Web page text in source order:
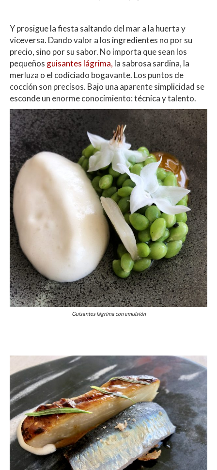
Y prosigue la fiesta saltando del mar a la huerta y
viceversa. Dando valor a los ingredientes no por su
precio, sino por su sabor. No importa que sean los
pequeños guisantes lágrima, la sabrosa sardina, la
merluza o el codiciado bogavante. Los puntos de
cocción son precisos. Bajo una aparente simplicidad se
esconde un enorme conocimiento: técnica y talento.
Guisantes lágrima con emulsión